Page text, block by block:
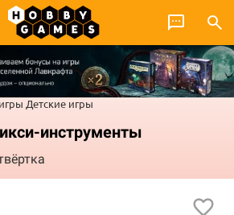
Детские игры
инструменты